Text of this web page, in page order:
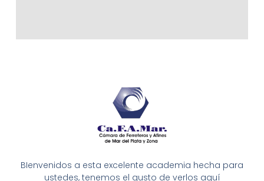
BIenvenidos a esta excelente academia hecha para
ustedes, tenemos el gusto de verlos aquí